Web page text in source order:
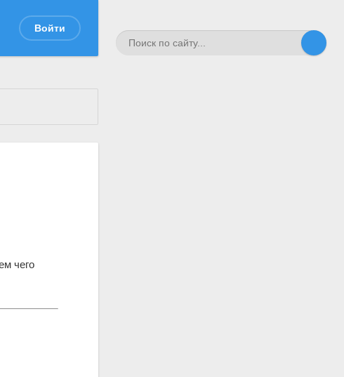
Войти
чего